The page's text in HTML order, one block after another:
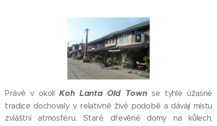
Právě v okolíKoh Lanta Old Townse tyhle úžasné
tradice dochovaly v relativně živé podobě a dávájí místu
zvláštní atmosféru. Staré dřevěné domy na kůlech,